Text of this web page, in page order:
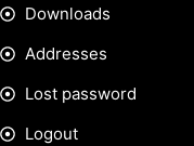
Downloads
Addresses
Lost password
Logout